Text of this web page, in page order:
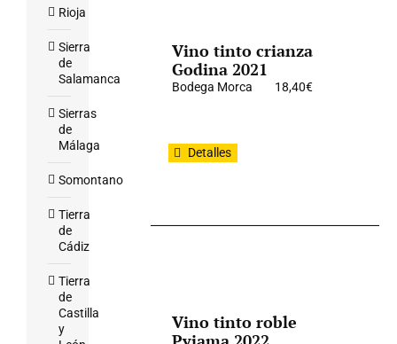
Vino tinto crianza
Godina 2021
Bodega Morca 18,40€
Detalles
Vino tinto roble
Rioja
Sierra
de
Salamanca
Sierras
de
Málaga
Somontano
Tierra
de
Cádiz
Tierra
de
Castilla
y